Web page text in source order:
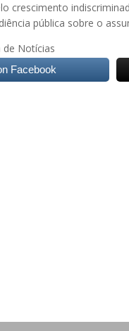
crescimento
pública sobre o
de Notícias
Facebook